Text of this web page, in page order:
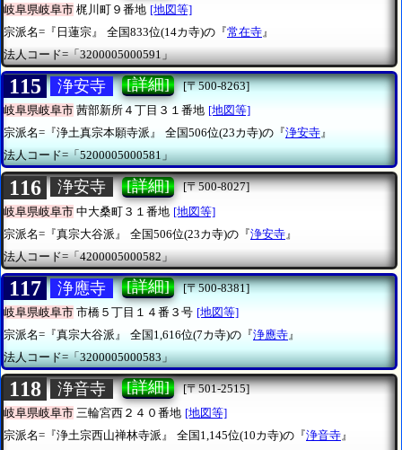
岐阜県岐阜市 梶川町９番地 [地図等]
宗派名=『日蓮宗』
全国833位(14カ寺)の『常在寺』
法人コード=「3200005000591」
115 浄安寺 [詳細]
[〒500-8263]
岐阜県岐阜市 茜部新所４丁目３１番地 [地図等]
宗派名=『浄土真宗本願寺派』
全国506位(23カ寺)の『浄安寺』
法人コード=「5200005000581」
116 浄安寺 [詳細]
[〒500-8027]
岐阜県岐阜市 中大桑町３１番地 [地図等]
宗派名=『真宗大谷派』
全国506位(23カ寺)の『浄安寺 』
法人コード=「4200005000582」
117 浄應寺 [詳細]
[〒500-8381]
岐阜県岐阜市 市橋５丁目１４番３号 [地図等]
宗派名=『真宗大谷派』
全国1,616位(7カ寺)の『浄應寺』
法人コード=「3200005000583」
118 浄音寺 [詳細]
[〒501-2515]
岐阜県岐阜市 三輪宮西２４０番地 [地図等]
宗派名=『浄土宗西山禅林寺派』
全国1,145位(10カ寺)の『浄音寺』